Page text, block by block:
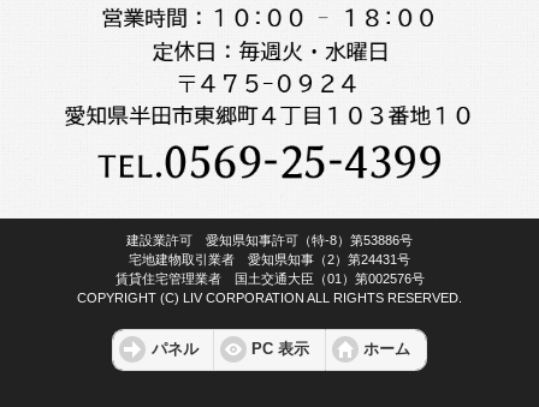
建設業許可 愛知県知事許可（特-8）第53886号
宅地建物取引業者 愛知県知事（2）第24431号
賃貸住宅管理業者 国土交通大臣（01）第002576号
COPYRIGHT (C) LIV CORPORATION ALL RIGHTS RESERVED.
パネル PC 表示 ホーム